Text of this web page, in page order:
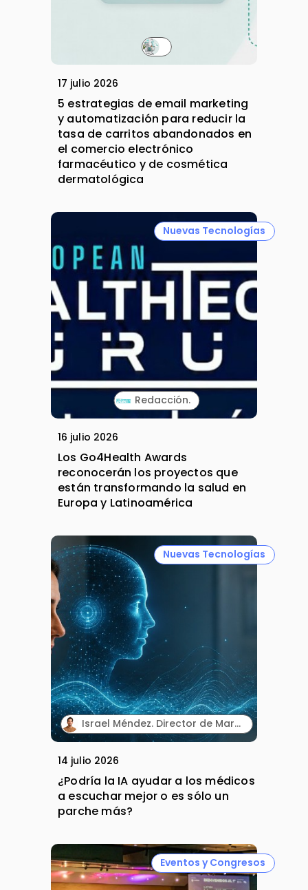
17 julio 2026
5 estrategias de email marketing
y automatización para reducir la
tasa de carritos abandonados en
el comercio electrónico
farmacéutico y de cosmética
dermatológica
Nuevas Tecnologías
Redacción.
16 julio 2026
Los Go4Health Awards
reconocerán los proyectos que
están transformando la salud en
Europa y Latinoamérica
Nuevas Tecnologías
Israel Méndez. Director de Marketing Integrado. Plaud España.
14 julio 2026
¿Podría la IA ayudar a los médicos
a escuchar mejor o es sólo un
parche más?
Eventos y Congresos